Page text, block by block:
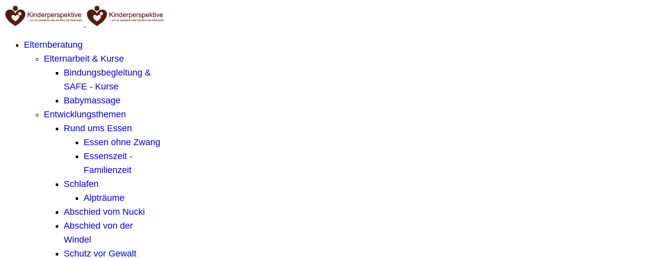
Elternberatung
Elternarbeit & Kurse
Bindungsbegleitung &
SAFE - Kurse
Babymassage
Entwicklungsthemen
Rund ums Essen
Essen ohne Zwang
Essenszeit -
Familienzeit
Schlafen
Alpträume
Abschied vom Nucki
Abschied von der
Windel
Schutz vor Gewalt